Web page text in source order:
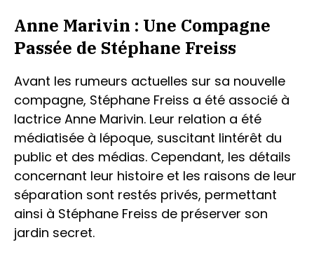
Anne Marivin : Une Compagne
Passée de Stéphane Freiss
Avant les rumeurs actuelles sur sa nouvelle
compagne, Stéphane Freiss a été associé à
lactrice Anne Marivin. Leur relation a été
médiatisée à lépoque, suscitant lintérêt du
public et des médias. Cependant, les détails
concernant leur histoire et les raisons de leur
séparation sont restés privés, permettant
ainsi à Stéphane Freiss de préserver son
jardin secret.